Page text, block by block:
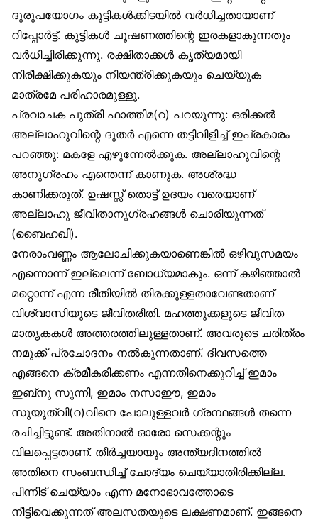
ദുരുപയോഗം കുട്ടികൾക്കിടയിൽ വർധിച്ചതായാണ്
റിപ്പോർട്ട്. കുട്ടികൾ ചൂഷണത്തിന്റെ ഇരകളാകുന്നതും
വർധിച്ചിരിക്കുന്നു. രക്ഷിതാക്കൾ കൃത്യമായി
നിരീക്ഷിക്കുകയും നിയന്ത്രിക്കുകയും ചെയ്യുക
മാത്രമേ പരിഹാരമുള്ളൂ.
പ്രവാചക പുത്രി ഫാത്തിമ(റ) പറയുന്നു: ഒരിക്കൽ
അല്ലാഹുവിന്റെ ദൂതർ എന്നെ തട്ടിവിളിച്ച് ഇപ്രകാരം
പറഞ്ഞു: മകളേ എഴുന്നേൽക്കുക. അല്ലാഹുവിന്റെ
അനുഗ്രഹം എന്തെന്ന് കാണുക. അശ്രദ്ധ
കാണിക്കരുത്. ഉഷസ്സ് തൊട്ട് ഉദയം വരെയാണ്
അല്ലാഹു ജീവിതാനുഗ്രഹങ്ങൾ ചൊരിയുന്നത്
(ബൈഹഖി).
നേരാംവണ്ണം ആലോചിക്കുകയാണെങ്കിൽ ഒഴിവുസമയം
എന്നൊന്ന് ഇല്ലെന്ന് ബോധ്യമാകും. ഒന്ന് കഴിഞ്ഞാൽ
മറ്റൊന്ന് എന്ന രീതിയിൽ തിരക്കുള്ളതാവേണ്ടതാണ്
വിശ്വാസിയുടെ ജീവിതരീതി. മഹത്തുക്കളുടെ ജീവിത
മാതൃകകൾ അത്തരത്തിലുള്ളതാണ്. അവരുടെ ചരിത്രം
നമുക്ക് പ്രചോദനം നൽകുന്നതാണ്. ദിവസത്തെ
എങ്ങനെ ക്രമീകരിക്കണം എന്നതിനെക്കുറിച്ച് ഇമാം
ഇബ്‌നു സുന്നി, ഇമാം നസാഈ, ഇമാം
സുയൂത്വി(റ)വിനെ പോലുള്ളവർ ഗ്രന്ഥങ്ങൾ തന്നെ
രചിച്ചിട്ടുണ്ട്. അതിനാൽ ഓരോ സെക്കന്റും
വിലപ്പെട്ടതാണ്. തീർച്ചയായും അന്ത്യദിനത്തിൽ
അതിനെ സംബന്ധിച്ച് ചോദ്യം ചെയ്യാതിരിക്കില്ല.
പിന്നീട് ചെയ്യാം എന്ന മനോഭാവത്തോടെ
നീട്ടിവെക്കുന്നത് അലസതയുടെ ലക്ഷണമാണ്. ഇങ്ങനെ